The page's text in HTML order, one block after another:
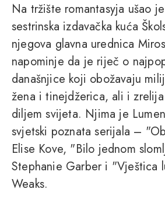
Na tržište romantasyja ušao
sestrinska izdavačka kuća
njegova glavna urednica
napominje da je riječ o
današnjice koji obožavaju
žena i tinejdžerica, ali i zrelija
diljem svijeta. Njima je
svjetski poznata serijala –
Elise Kove, "Bilo jednom
Stephanie Garber i "Vještica
Weaks.